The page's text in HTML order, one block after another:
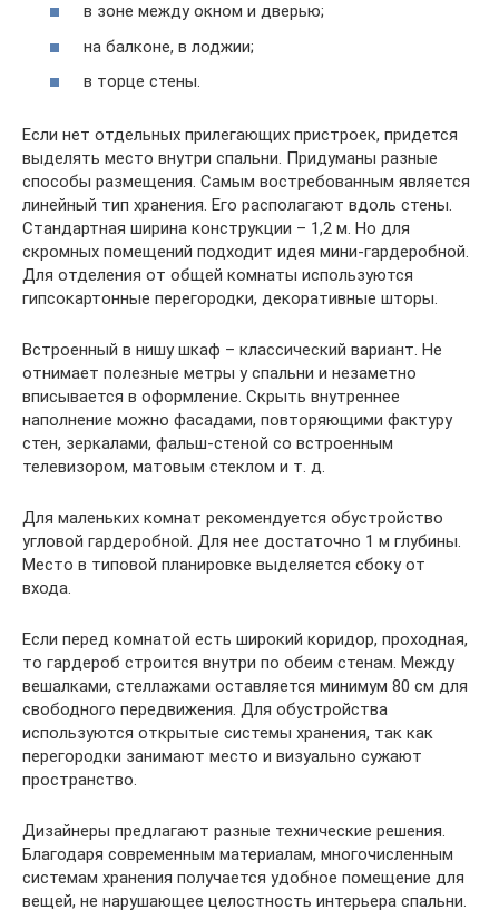
в зоне между окном и дверью;
на балконе, в лоджии;
в торце стены.
Если нет отдельных прилегающих пристроек, придется
выделять место внутри спальни. Придуманы разные
способы размещения. Самым востребованным является
линейный тип хранения. Его располагают вдоль стены.
Стандартная ширина конструкции – 1,2 м. Но для
скромных помещений подходит идея мини-гардеробной.
Для отделения от общей комнаты используются
гипсокартонные перегородки, декоративные шторы.
Встроенный в нишу шкаф – классический вариант. Не
отнимает полезные метры у спальни и незаметно
вписывается в оформление. Скрыть внутреннее
наполнение можно фасадами, повторяющими фактуру
стен, зеркалами, фальш-стеной со встроенным
телевизором, матовым стеклом и т. д.
Для маленьких комнат рекомендуется обустройство
угловой гардеробной. Для нее достаточно 1 м глубины.
Место в типовой планировке выделяется сбоку от
входа.
Если перед комнатой есть широкий коридор, проходная,
то гардероб строится внутри по обеим стенам. Между
вешалками, стеллажами оставляется минимум 80 см для
свободного передвижения. Для обустройства
используются открытые системы хранения, так как
перегородки занимают место и визуально сужают
пространство.
Дизайнеры предлагают разные технические решения.
Благодаря современным материалам, многочисленным
системам хранения получается удобное помещение для
вещей, не нарушающее целостность интерьера спальни.